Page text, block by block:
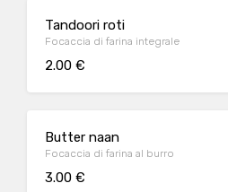
Tandoori roti
Focaccia di farina integrale
2.00 €
Butter naan
Focaccia di farina al burro
3.00 €